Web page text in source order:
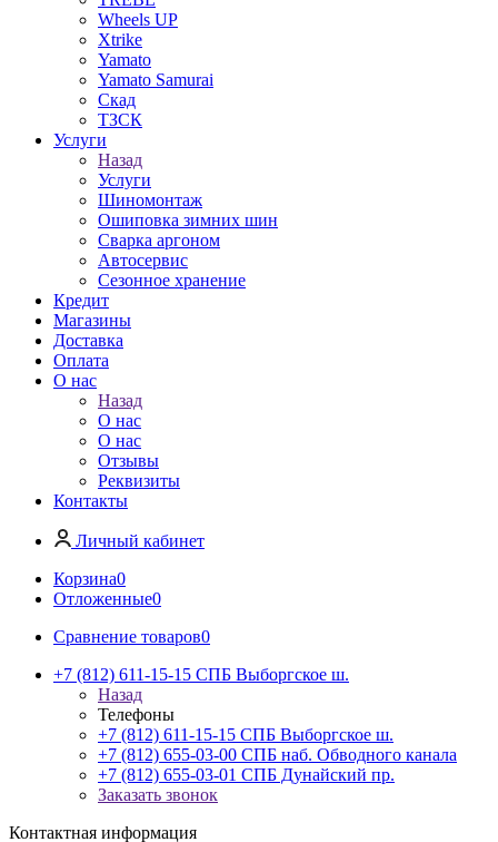
Wheels UP
Xtrike
Yamato
Yamato Samurai
Скад
ТЗСК
Услуги
Назад
Услуги
Шиномонтаж
Ошиповка зимних шин
Сварка аргоном
Автосервис
Сезонное хранение
Кредит
Магазины
Доставка
Оплата
О нас
Назад
О нас
О нас
Отзывы
Реквизиты
Контакты
Личный кабинет
Корзина0
Отложенные0
Сравнение товаров0
+7 (812) 611-15-15 СПБ Выборгское ш.
Назад
Телефоны
+7 (812) 611-15-15 СПБ Выборгское ш.
+7 (812) 655-03-00 СПБ наб. Обводного канала
+7 (812) 655-03-01 СПБ Дунайский пр.
Заказать звонок
Контактная информация